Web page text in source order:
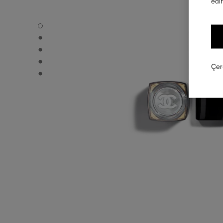
ROUGE COCO FLASH - Varsayılan görünüm
ROUGE COCO FLASH - Alternatif görünüm 1
ROUGE COCO FLASH - Alternatif görünüm 2
ROUGE COCO FLASH - Temel doku görünümü
ROUGE COCO FLASH - Diğer görünüm